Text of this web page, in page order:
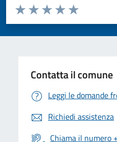
Valuta da 1 a 5 stelle la pagina
Valuta 5
Valuta 4 stelle su
Valuta 3 stelle su 5
Valuta 2 stelle su 5
Valuta 1 stelle su 5
Contatta il comune
Leggi le domande
Richiedi assistenza
Chiama il numero